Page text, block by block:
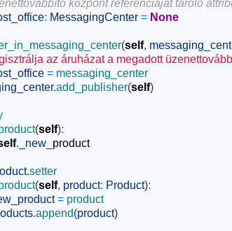
központ referenciáját tároló
: MessagingCenter = None
(self,
az áruházat a megadott
= messaging_center
.add_publisher(self)
(self):
. _new product
.setter
(self, product: Product):
= product
.append(product)